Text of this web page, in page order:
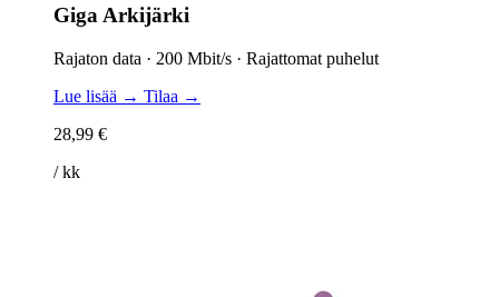
Giga Arkijärki
Rajaton data · 200 Mbit/s · Rajattomat puhelut
Lue lisää → Tilaa →
28,99 €
/ kk